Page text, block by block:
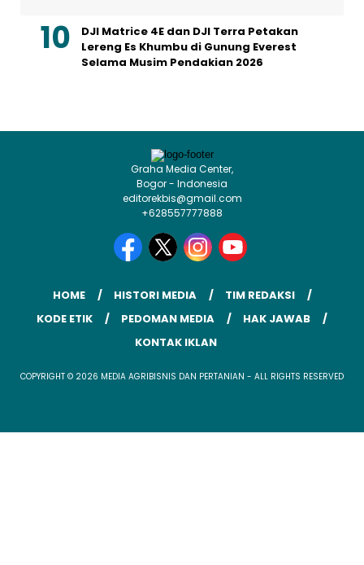
DJI Matrice 4E dan DJI Terra Petakan
Lereng Es Khumbu di Gunung Everest
Selama Musim Pendakian 2026
Graha Media Center,
Bogor - Indonesia
editorekbis@gmail.com
+628557777888
HOME HISTORI MEDIA
TIM REDAKSI
KODE ETIK
PEDOMAN MEDIA
HAK JAWAB
KONTAK IKLAN
COPYRIGHT © 2026 MEDIA AGRIBISNIS DAN PERTANIAN - ALL RIGHTS RESERVED